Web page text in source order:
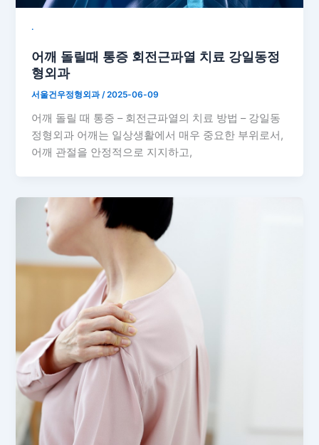
˙
어깨 돌릴때 통증 회전근파열 치료 강일동정
형외과
서울건우정형외과/2025-06-09
어깨 돌릴 때 통증 – 회전근파열의 치료 방법 – 강일동
정형외과 어깨는 일상생활에서 매우 중요한 부위로서,
어깨 관절을 안정적으로 지지하고,